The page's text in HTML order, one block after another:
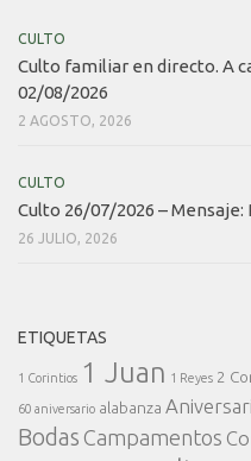
CULTO
Culto familiar en directo. A
02/08/2026
2 AGOSTO, 2026
CULTO
Culto 26/07/2026 – Mensaje:
26 JULIO, 2026
ETIQUETAS
1 Corintios 1 Juan 1 Reyes 2
60 aniversario alabanza
Bodas Campamentos